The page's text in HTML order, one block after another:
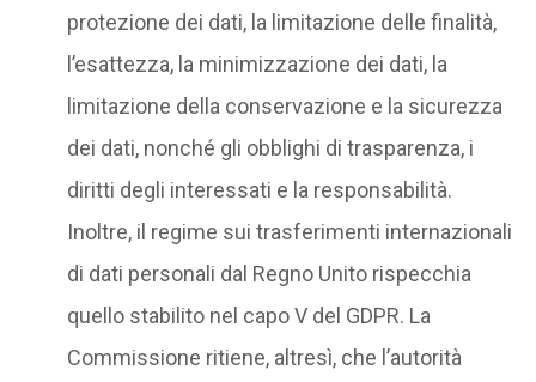
protezione dei dati, la limitazione delle finalità,
l’esattezza, la minimizzazione dei dati, la
limitazione della conservazione e la sicurezza
dei dati, nonché gli obblighi di trasparenza, i
diritti degli interessati e la responsabilità.
Inoltre, il regime sui trasferimenti internazionali
di dati personali dal Regno Unito rispecchia
quello stabilito nel capo V del GDPR. La
Commissione ritiene, altresì, che l’autorità